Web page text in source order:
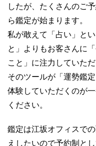
したが、たくさんのご
ら鑑定が始まります。
私が敢えて「占い」と
と」よりもお客さんに
こと」に注力していた
そのツールが「運勢鑑
体験していただくのが
ください。
鑑定は江坂オフィスで
えしたいので予約制と